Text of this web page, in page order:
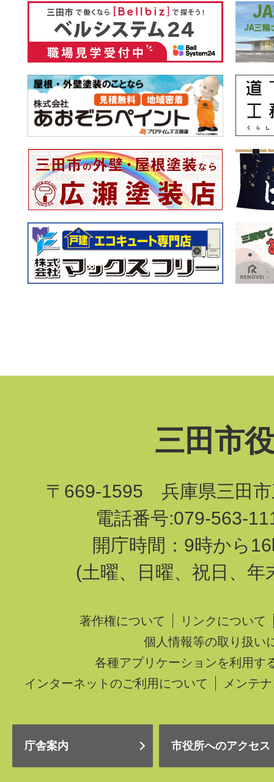
三田市
〒669-1595 兵庫県三田市
電話番号:079-563-
開庁時間：9時から
(土曜、日曜、祝日、年
著作権について
リンクについて
個人情報等の取り扱い
各種アプリケーションを利用す
インターネットのご利用について
メンテ
庁舎案内 市役所へのアクセス